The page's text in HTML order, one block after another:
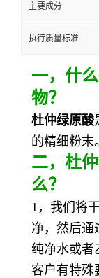
主要成分
执行质量标准
一， 什
物？
杜仲绿原酸
的精细粉末。
二， 杜
么？
1，我们将
净，然后通
纯净水或者
客户有特殊